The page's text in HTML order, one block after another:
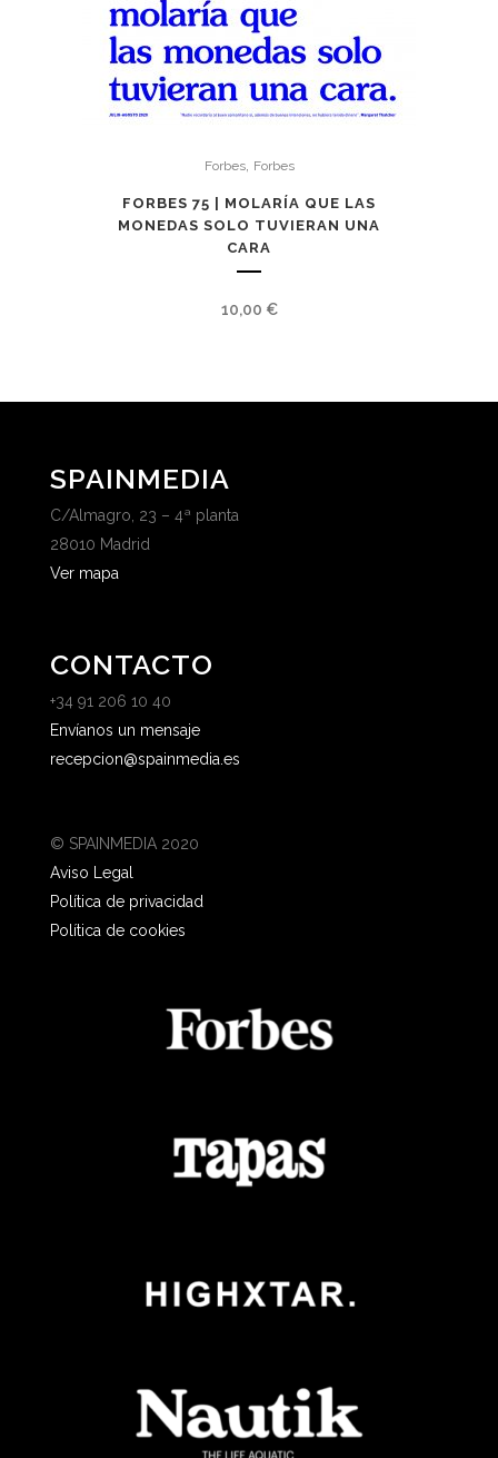
Forbes, Forbes
FORBES 75 | MOLARÍA QUE LAS
MONEDAS SOLO TUVIERAN UNA
CARA
10,00 €
SPAINMEDIA
C/Almagro, 23 – 4ª planta
28010 Madrid
Ver mapa
CONTACTO
+34 91 206 10 40
Envíanos un mensaje
recepcion@spainmedia.es
© SPAINMEDIA 2020
Aviso Legal
Política de privacidad
Política de cookies